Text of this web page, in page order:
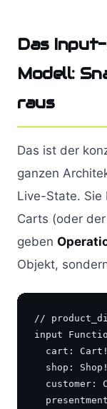
Das
Modell:
raus
Das ist der
ganzen
Live-State. Sie
Carts (oder
geben
Objekt,
//
input
  cart: Cart!
  shop: Shop!
customer: